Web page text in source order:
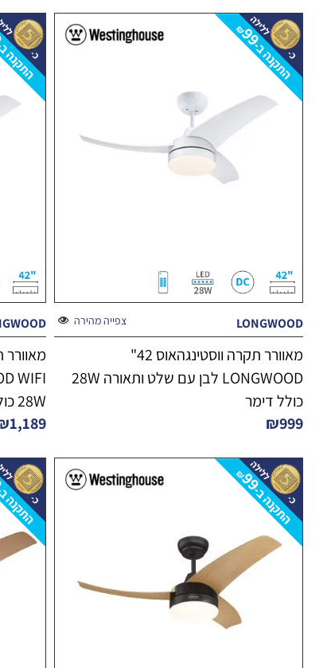
צפייה מהירה LONGWOOD
מאוורר תקרה ווסטינגהאוס 42"
LONGWOOD לבן עם שלט ותאורה 28W
כולל דימר
₪999
28W כולל דימר
1,189